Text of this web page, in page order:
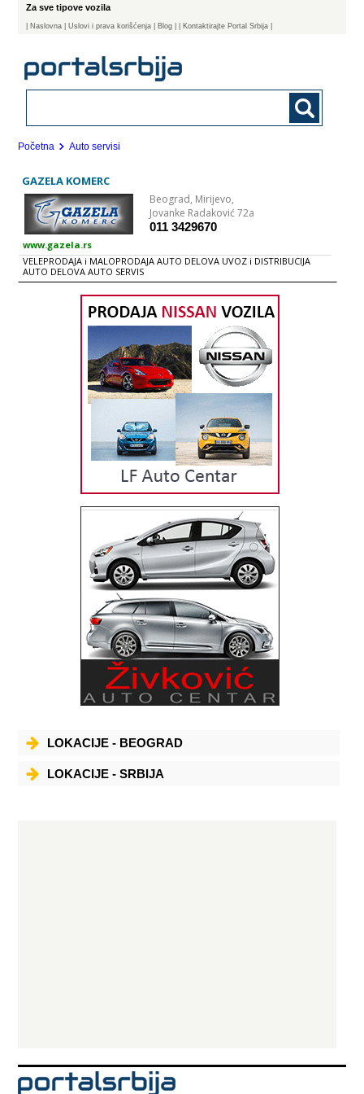
Za sve tipove vozila
Naslovna | Uslovi i prava korišćenja Blog | Kontaktirajte Portal Srbija |
Početna Auto servisi
GAZELA KOMERC
Beograd, Mirijevo,
Jovanke Radaković 72a
011 3429670
www.gazela.rs
VELEPRODAJA i MALOPRODAJA AUTO DELOVA UVOZ i DISTRIBUCIJA
AUTO DELOVA AUTO SERVIS
LOKACIJE - BEOGRAD
LOKACIJE - SRBIJA